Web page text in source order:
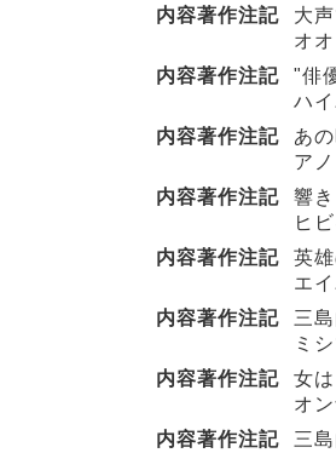
内容著作注記
大
オ
内容著作注記
"俳
ハ
内容著作注記
あ
ア
内容著作注記
響
ヒ
内容著作注記
英
エ
内容著作注記
三
ミ
内容著作注記
女
オ
内容著作注記
三